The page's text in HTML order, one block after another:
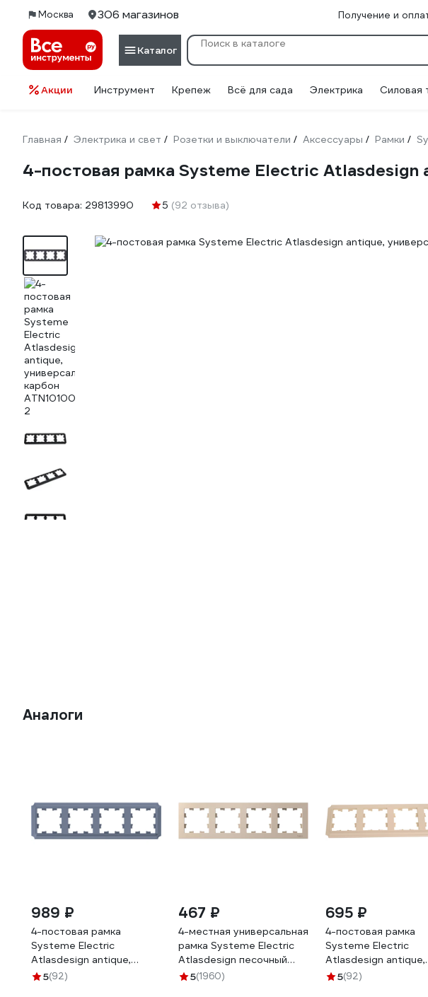
Москва 306 магазинов Получение и
Каталог
Акции Инструмент Крепеж Всё для сада Электрика Силовая
Главная / Электрика и свет / Розетки и выключатели / Аксессуары / Рамки /
4-постовая рамка Systeme Electric Atlasdesign
Код товара: 29813990 5 (92 отзыва)
Аналоги
989 ₽
4-постовая рамка
Systeme Electric
Atlasdesign antique,
универсальная, грифель
5(92)
467 ₽
4-местная универсальная
рамка Systeme Electric
Atlasdesign песочный
ATN001204
5(1960)
695 ₽
4-постовая рамка
Systeme Electric
Atlasdesign antique,
универсальная,
5(92)